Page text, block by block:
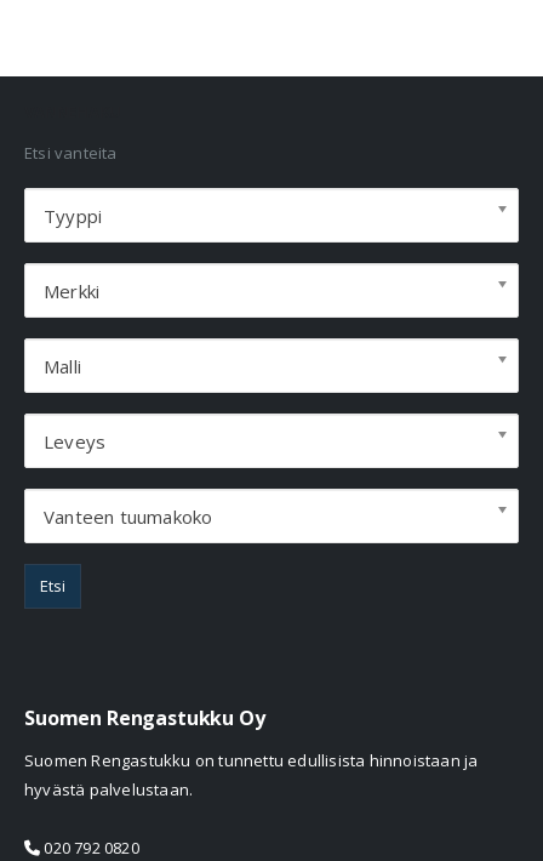
Etsi vanteita
Tyyppi
Merkki
Malli
Leveys
Vanteen tuumakoko
Etsi
Suomen Rengastukku Oy
Suomen Rengastukku on tunnettu edullisista hinnoistaan ja
hyvästä palvelustaan.
020 792 0820